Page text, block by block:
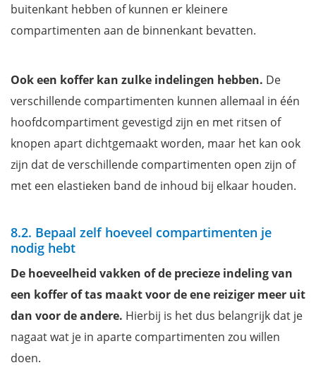
buitenkant hebben of kunnen er kleinere
compartimenten aan de binnenkant bevatten.
Ook een koffer kan zulke indelingen hebben. De
verschillende compartimenten kunnen allemaal in één
hoofdcompartiment gevestigd zijn en met ritsen of
knopen apart dichtgemaakt worden, maar het kan ook
zijn dat de verschillende compartimenten open zijn of
met een elastieken band de inhoud bij elkaar houden.
8.2. Bepaal zelf hoeveel compartimenten je
nodig hebt
De hoeveelheid vakken of de precieze indeling van
een koffer of tas maakt voor de ene reiziger meer uit
dan voor de andere. Hierbij is het dus belangrijk dat je
nagaat wat je in aparte compartimenten zou willen
doen.